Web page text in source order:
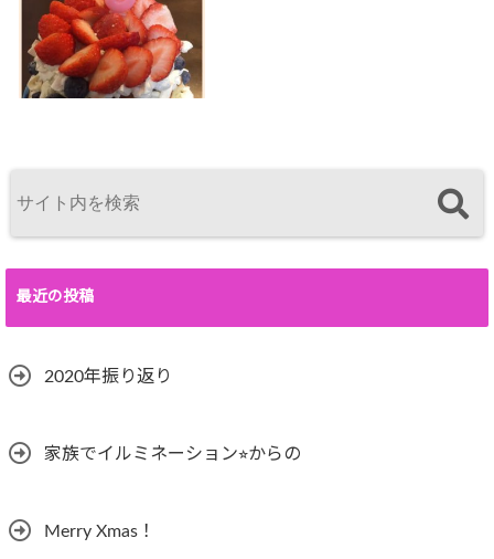
最近の投稿
2020年振り返り
家族でイルミネーション⭐︎からの
Merry Xmas！